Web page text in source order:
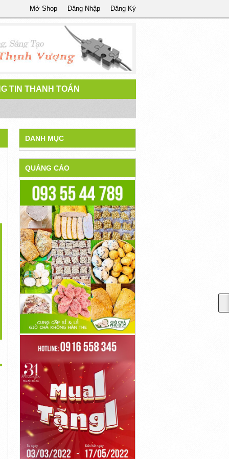
Đăng Ký
Đăng Nhập
Mở Shop
TIN THANH TOÁN
Tạo Nên Uy Tín Và
Chất...
Phòng Khám Hoàn Cầu –
Nỗ Lực...
Liên Hệ
>
DANH MỤC
QUẢNG CÁO